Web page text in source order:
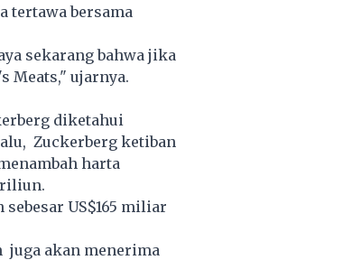
tertawa bersama
sekarang bahwa jika
Meats," ujarnya.
diketahui
Zuckerberg ketiban
harta
US$165 miliar
juga akan menerima